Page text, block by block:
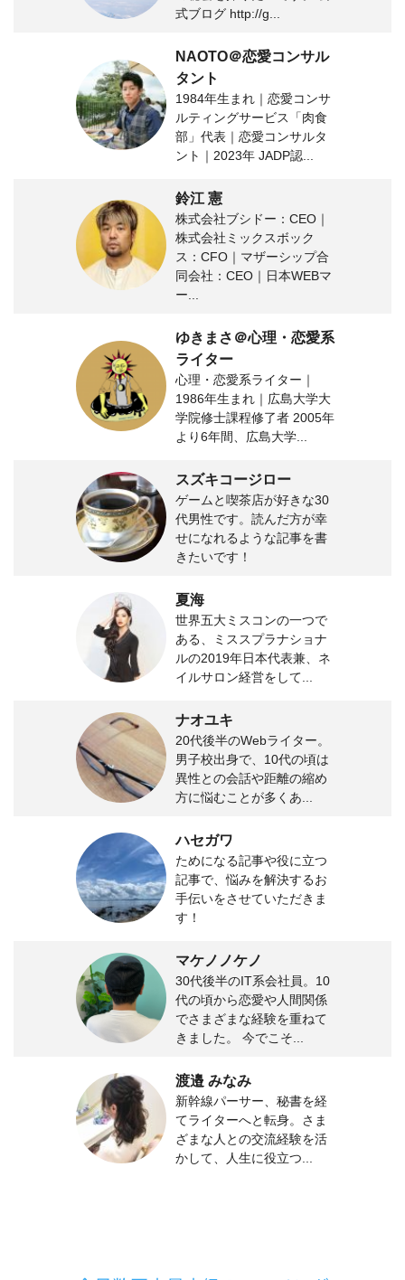
式ブログ http://g...
NAOTO＠恋愛コンサル
タント
1984年生まれ｜恋愛コンサ
ルティングサービス「肉食
部」代表｜恋愛コンサルタ
ント｜2023年 JADP認...
鈴江 憲
株式会社ブシドー：CEO｜
株式会社ミックスボック
ス：CFO｜マザーシップ合
同会社：CEO｜日本WEBマ
ー...
ゆきまさ＠心理・恋愛系
ライター
心理・恋愛系ライター｜
1986年生まれ｜広島大学大
学院修士課程修了者 2005年
より6年間、広島大学...
スズキコージロー
ゲームと喫茶店が好きな30
代男性です。読んだ方が幸
せになれるような記事を書
きたいです！
夏海
世界五大ミスコンの一つで
ある、ミススプラナショナ
ルの2019年日本代表兼、ネ
イルサロン経営をして...
ナオユキ
20代後半のWebライター。
男子校出身で、10代の頃は
異性との会話や距離の縮め
方に悩むことが多くあ...
ハセガワ
ためになる記事や役に立つ
記事で、悩みを解決するお
手伝いをさせていただきま
す！
マケノノケノ
30代後半のIT系会社員。10
代の頃から恋愛や人間関係
でさまざまな経験を重ねて
きました。 今でこそ...
渡邉 みなみ
新幹線パーサー、秘書を経
てライターへと転身。さま
ざまな人との交流経験を活
かして、人生に役立つ...